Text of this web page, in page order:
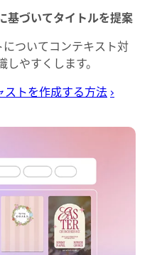
基づいてタイトルを提案
ついてコンテキスト対
やすくします。
ストを作成する方法 ›